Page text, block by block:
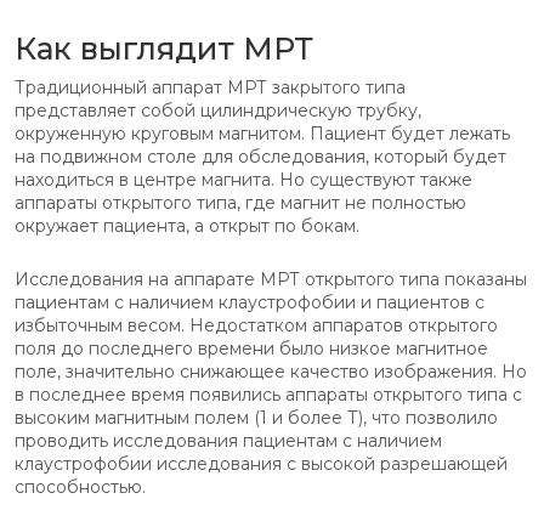
Как выглядит МРТ
Традиционный аппарат МРТ закрытого типа
представляет собой цилиндрическую трубку,
окруженную круговым магнитом. Пациент будет лежать
на подвижном столе для обследования, который будет
находиться в центре магнита. Но существуют также
аппараты открытого типа, где магнит не полностью
окружает пациента, а открыт по бокам.
Исследования на аппарате МРТ открытого типа показаны
пациентам с наличием клаустрофобии и пациентов с
избыточным весом. Недостатком аппаратов открытого
поля до последнего времени было низкое магнитное
поле, значительно снижающее качество изображения. Но
в последнее время появились аппараты открытого типа с
высоким магнитным полем (1 и более Т), что позволило
проводить исследования пациентам с наличием
клаустрофобии исследования с высокой разрешающей
способностью.